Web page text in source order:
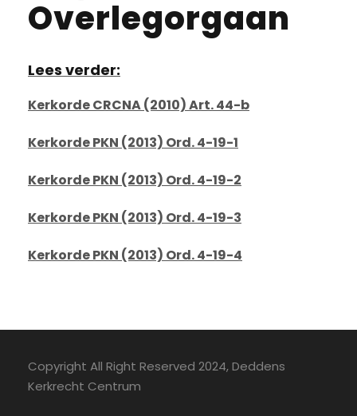
Overlegorgaan
Lees verder:
Kerkorde CRCNA (2010) Art. 44-b
Kerkorde PKN (2013) Ord. 4-19-1
Kerkorde PKN (2013) Ord. 4-19-2
Kerkorde PKN (2013) Ord. 4-19-3
Kerkorde PKN (2013) Ord. 4-19-4
Copyright All Right Reserved 2024, Deddens
Kerkrecht Centrum